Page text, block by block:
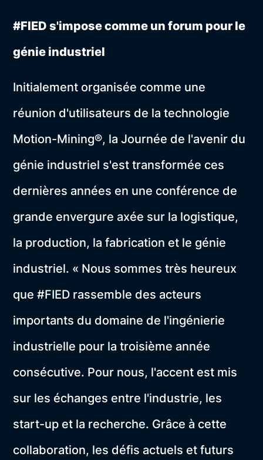
#FIED s'impose comme un forum pour le
génie industriel
Initialement organisée comme une
réunion d'utilisateurs de la technologie
Motion-Mining®, la Journée de l'avenir du
génie industriel s'est transformée ces
dernières années en une conférence de
grande envergure axée sur la logistique,
la production, la fabrication et le génie
industriel. « Nous sommes très heureux
que #FIED rassemble des acteurs
importants du domaine de l'ingénierie
industrielle pour la troisième année
consécutive. Pour nous, l'accent est mis
sur les échanges entre l'industrie, les
start-up et la recherche. Grâce à cette
collaboration, les défis actuels et futurs